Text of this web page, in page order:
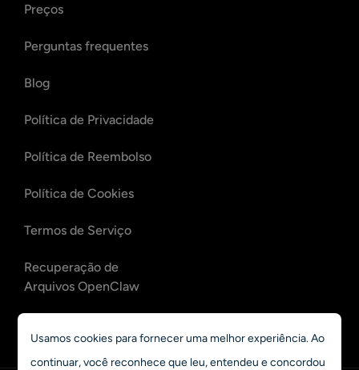
Preços
Perguntas frequentes
Blog
Política de Privacidade
Política de Reembolso
Política de Cookies
Termos de Serviço
Recuperação de
Arquivos OpenClaw
OpenClaw
Usamos cookies para fornecer uma melhor experiência. Ao
continuar, você reconhece que leu, entendeu e concordou